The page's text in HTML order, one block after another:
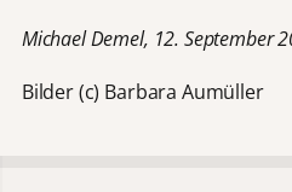
Michael Demel, 12. September
Bilder (c) Barbara Aumüller